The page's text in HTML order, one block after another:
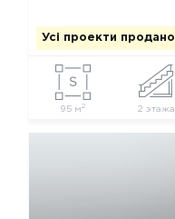
Усі проекти продано
95 м2 2 этажа